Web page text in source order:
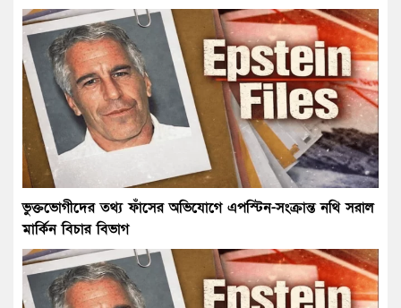
ভুক্তভোগীদের তথ্য ফাঁসের অভিযোগে এপস্টিন-সংক্রান্ত নথি সরাল
মার্কিন বিচার বিভাগ